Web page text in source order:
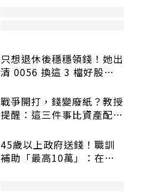
只想退休後穩穩領錢！她出
清 0056 換這 3 檔好股：
戰爭開打，錢變廢紙？教授
提醒：這三件事比資產配置
45歲以上政府送錢！職訓
補助「最高10萬」：在